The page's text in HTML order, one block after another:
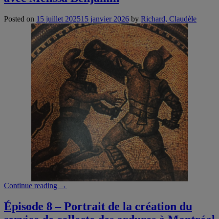
métal
l’espace
social
et
urbain
montréalais
du
17e
siècle
avec
Sonia
Blouin”
Posted on 15 juillet 202515 janvier 2026 by Richard, Claudèle
Continue reading “Épisode
La
→
Épisode 8 – Portrait de la création du